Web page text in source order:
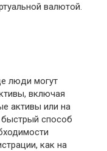
валютой.
люди могут
включая
активы или на
способ
как на